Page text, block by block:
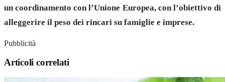
un coordinamento con l’Unione Europea, con l’obiettivo di
alleggerire il peso dei rincari su famiglie e imprese.
Pubblicità
Articoli correlati